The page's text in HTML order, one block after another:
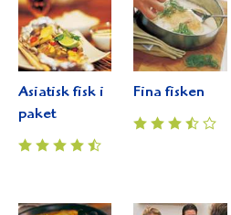
Asiatisk fisk i
paket
Fina fisken